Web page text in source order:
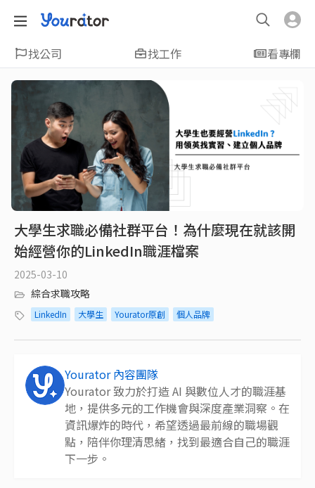
找公司 找工作 看專欄
大學生求職必備社群平台！為什麼現在就該開
始經營你的LinkedIn職涯檔案
2025-03-10
綜合求職攻略
LinkedIn 大學生 Yourator原創 個人品牌
Yourator 內容團隊
Yourator 致力於打造 AI 與數位人才的職涯基
地，提供多元的工作機會與深度產業洞察。在
資訊爆炸的時代，希望透過最前線的職場觀
點，陪伴你理清思緒，找到最適合自己的職涯
下一步。